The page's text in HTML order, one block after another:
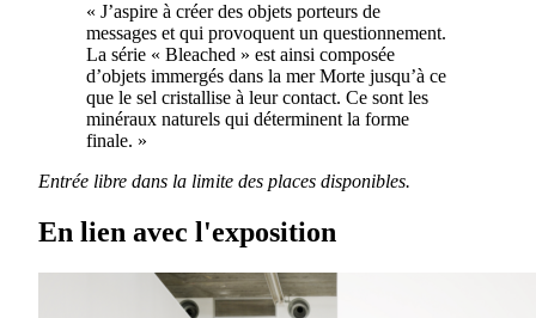
« J’aspire à créer des objets porteurs de
messages et qui provoquent un questionnement.
La série « Bleached » est ainsi composée
d’objets immergés dans la mer Morte jusqu’à ce
que le sel cristallise à leur contact. Ce sont les
minéraux naturels qui déterminent la forme
finale. »
Entrée libre dans la limite des places disponibles.
En lien avec l'exposition